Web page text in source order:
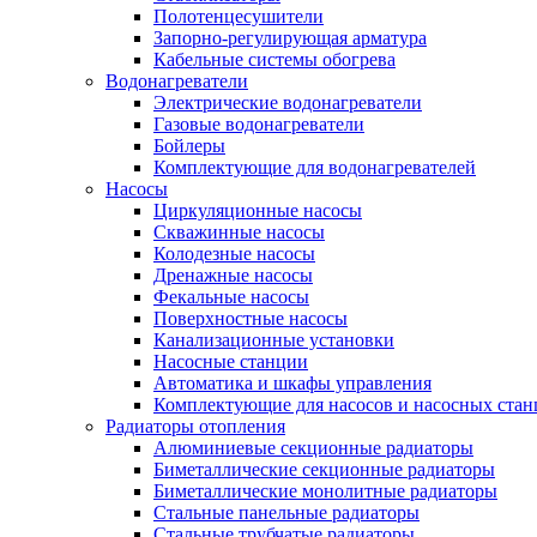
Полотенцесушители
Запорно-регулирующая арматура
Кабельные системы обогрева
Водонагреватели
Электрические водонагреватели
Газовые водонагреватели
Бойлеры
Комплектующие для водонагревателей
Насосы
Циркуляционные насосы
Скважинные насосы
Колодезные насосы
Дренажные насосы
Фекальные насосы
Поверхностные насосы
Канализационные установки
Насосные станции
Автоматика и шкафы управления
Комплектующие для насосов и насосных
Радиаторы отопления
Алюминиевые секционные радиаторы
Биметаллические секционные радиаторы
Биметаллические монолитные радиаторы
Стальные панельные радиаторы